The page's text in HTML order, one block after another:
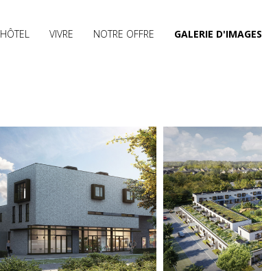
HÔTEL VIVRE NOTRE OFFRE GALERIE D'IMAGES